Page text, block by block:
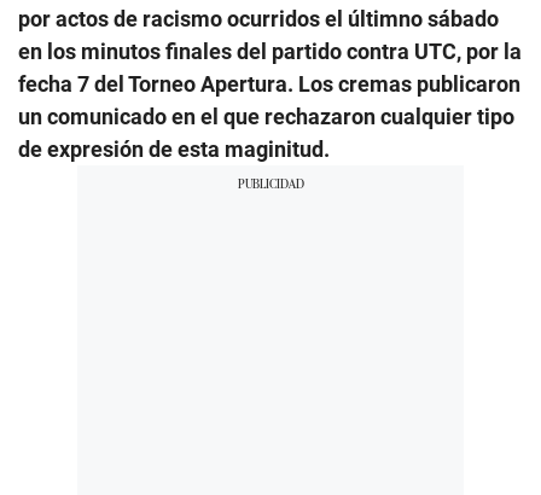
por actos de racismo ocurridos el últimno sábado
en los minutos finales del partido contra UTC, por la
fecha 7 del Torneo Apertura. Los cremas publicaron
un comunicado en el que rechazaron cualquier tipo
de expresión de esta maginitud.